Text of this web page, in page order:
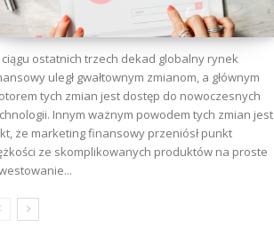
ciągu ostatnich trzech dekad globalny rynek
uległ gwałtownym zmianom, a głównym
tych zmian jest dostęp do nowoczesnych
Innym ważnym powodem tych zmian jest
że marketing finansowy przeniósł punkt
ze skomplikowanych produktów na proste